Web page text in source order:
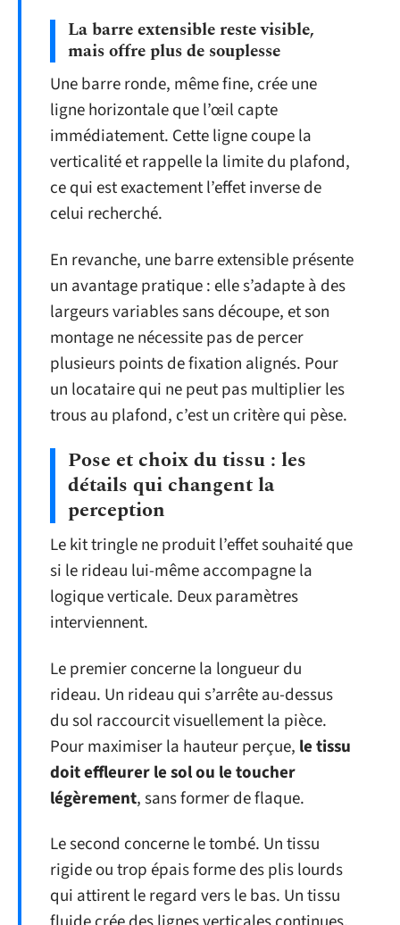
La barre extensible reste visible,
mais offre plus de souplesse
Une barre ronde, même fine, crée une
ligne horizontale que l’œil capte
immédiatement. Cette ligne coupe la
verticalité et rappelle la limite du plafond,
ce qui est exactement l’effet inverse de
celui recherché.
En revanche, une barre extensible présente
un avantage pratique : elle s’adapte à des
largeurs variables sans découpe, et son
montage ne nécessite pas de percer
plusieurs points de fixation alignés. Pour
un locataire qui ne peut pas multiplier les
trous au plafond, c’est un critère qui pèse.
Pose et choix du tissu : les
détails qui changent la
perception
Le kit tringle ne produit l’effet souhaité que
si le rideau lui-même accompagne la
logique verticale. Deux paramètres
interviennent.
Le premier concerne la longueur du
rideau. Un rideau qui s’arrête au-dessus
du sol raccourcit visuellement la pièce.
Pour maximiser la hauteur perçue, le tissu
doit effleurer le sol ou le toucher
légèrement, sans former de flaque.
Le second concerne le tombé. Un tissu
rigide ou trop épais forme des plis lourds
qui attirent le regard vers le bas. Un tissu